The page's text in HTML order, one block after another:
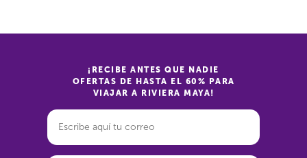
¡RECIBE ANTES QUE NADIE
OFERTAS DE HASTA EL 60% PARA
VIAJAR A RIVIERA MAYA!